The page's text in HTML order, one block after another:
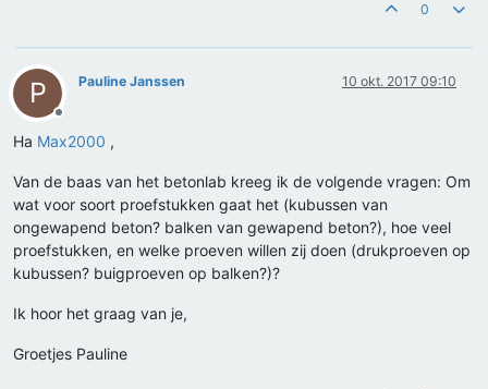
0
P
Offline
Pauline Janssen 10 okt. 2017 09:10
Ha Max2000 ,
Van de baas van het betonlab kreeg ik de volgende vragen: Om
wat voor soort proefstukken gaat het (kubussen van
ongewapend beton? balken van gewapend beton?), hoe veel
proefstukken, en welke proeven willen zij doen (drukproeven op
kubussen? buigproeven op balken?)?
Ik hoor het graag van je,
Groetjes Pauline